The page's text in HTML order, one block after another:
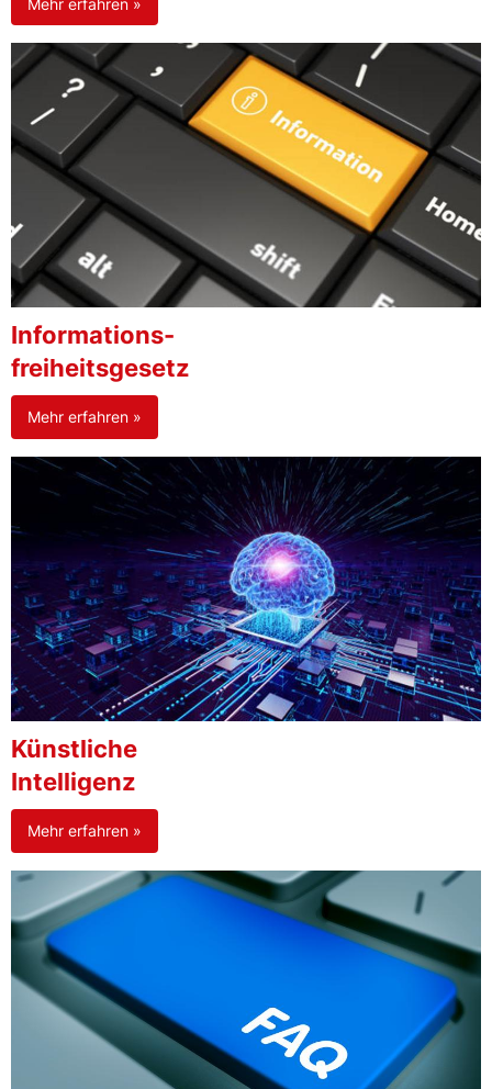
Informations-
freiheitsgesetz
Mehr erfahren »
Künstliche
Intelligenz
Mehr erfahren »